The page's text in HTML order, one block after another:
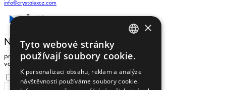
info@crystalexcz.com
NEWSLETTER
pro zasílání zpráv a novinek zadejte prosím
vaši e-mailovou adresu
Souhlasím se zpracováním osobních údajů
×
Tyto webové stránky
používají soubory cookie.
K personalizaci obsahu, reklam a analýze
návštěvnosti používáme soubory cookie.